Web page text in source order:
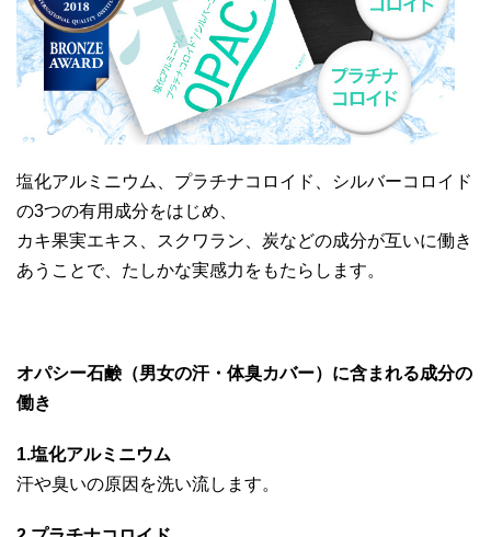
塩化アルミニウム、プラチナコロイド、シルバーコロイド
の3つの有用成分をはじめ、
カキ果実エキス、スクワラン、炭などの成分が互いに働き
あうことで、たしかな実感力をもたらします。
オパシー石鹸（男女の汗・体臭カバー）に含まれる成分の
働き
1.塩化アルミニウム
汗や臭いの原因を洗い流します。